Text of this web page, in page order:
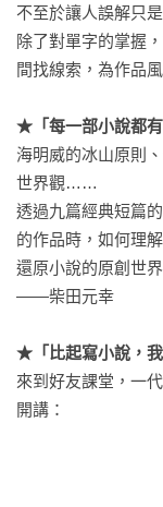
不至於讓人誤解只
除了對單字的掌握
間找線索，為作品
★「每一部小說都有
海明威的冰山原則
世界觀……
透過九篇經典短篇
的作品時，如何理
還原小說的原創世界
——柴田元幸
★「比起寫小說，我
來到好友課堂，一
開講：
譯介新作家的興奮
療癒故事……除了對